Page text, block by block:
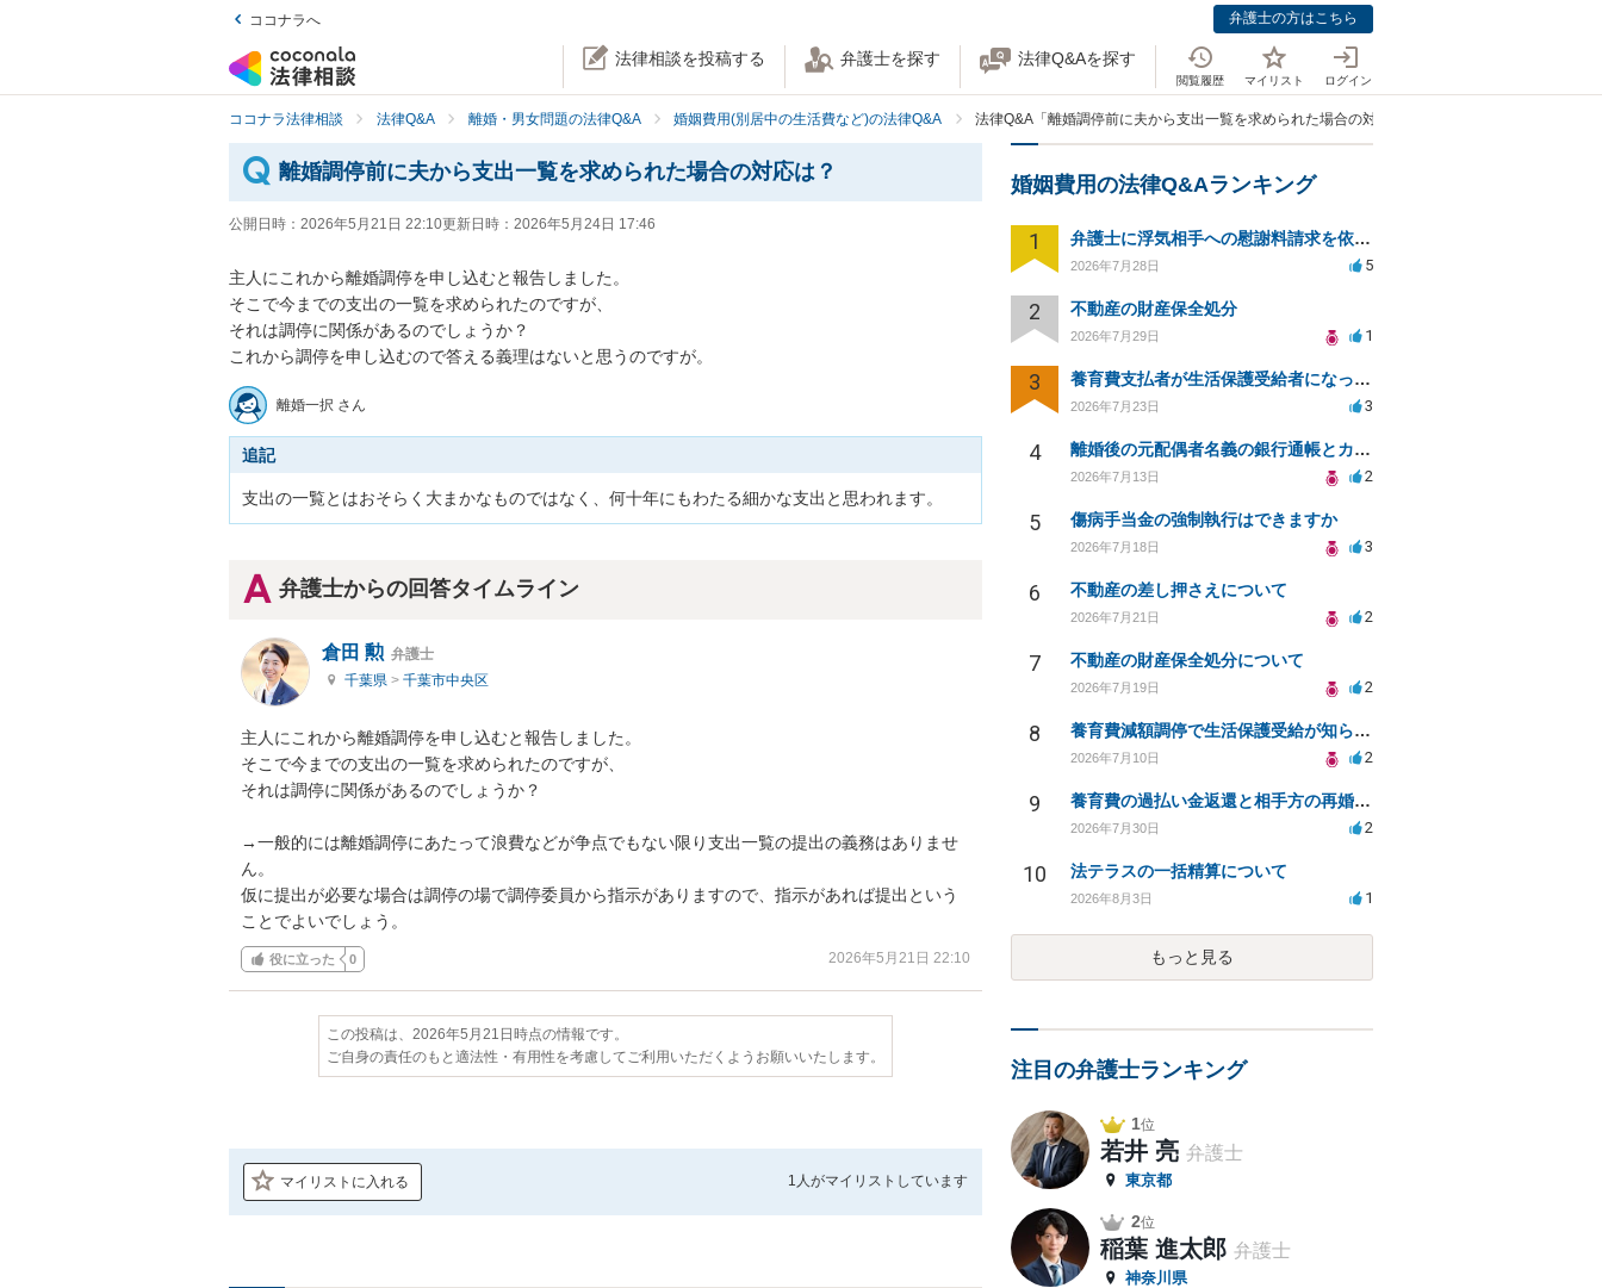
ココナラへ 弁護士の方はこちら
法律相談を投稿する 弁護士を探す 法律Q&Aを探す
閲覧履歴 マイリスト ログイン
ココナラ法律相談 法律Q&A 離婚・男女問題の法律Q&A 婚姻費用(別居中の生活費など)の法律Q&A 法律Q&A「離婚調停前に夫から支出一覧を求められた場合の対応は？」
離婚調停前に夫から支出一覧を求められた場合の対応は？
公開日時： 2026年5月21日 22:10更新日時： 2026年5月24日 17:46
主人にこれから離婚調停を申し込むと報告しました。
そこで今までの支出の一覧を求められたのですが、
それは調停に関係があるのでしょうか？
これから調停を申し込むので答える義理はないと思うのですが。
離婚一択 さん
追記
弁護士からの回答タイムライン
倉田 勲 弁護士
千葉県 > 千葉市中央区
主人にこれから離婚調停を申し込むと報告しました。
そこで今までの支出の一覧を求められたのですが、
それは調停に関係があるのでしょうか？
→一般的には離婚調停にあたって浪費などが争点でもない限り支出一覧の提出の義務はありませ
ん。
仮に提出が必要な場合は調停の場で調停委員から指示がありますので、指示があれば提出という
ことでよいでしょう。
役に立った 0 2026年5月21日 22:10
この投稿は、2026年5月21日時点の情報です。
ご自身の責任のもと適法性・有用性を考慮してご利用いただくようお願いいたします。
マイリストに入れる 1人がマイリストしています
婚姻費用の法律Q&Aランキング
1 弁護士に浮気相手への慰謝料請求を依頼する費用相場は？
2026年7月28日 5
2 不動産の財産保全処分
2026年7月29日 1
3 養育費支払者が生活保護受給者になった場合の支払い可否
2026年7月23日 3
4 離婚後の元配偶者名義の銀行通帳とカードの処分方法について
2026年7月13日 2
5 傷病手当金の強制執行はできますか
2026年7月18日 3
6 不動産の差し押さえについて
2026年7月21日 2
7 不動産の財産保全処分について
2026年7月19日 2
8 養育費減額調停で生活保護受給が知られるリスクは？
2026年7月10日 2
9 養育費の過払い金返還と相手方の再婚に関する相談
2026年7月30日 2
10 法テラスの一括精算について
2026年8月3日 1
もっと見る
注目の弁護士ランキング
1位
若井 亮 弁護士
東京都
2位
稲葉 進太郎 弁護士
神奈川県